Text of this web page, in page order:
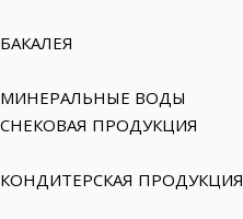
БАКАЛЕЯ
МИНЕРАЛЬНЫЕ ВОДЫ
СНЕКОВАЯ ПРОДУКЦИЯ
КОНДИТЕРСКАЯ ПРОДУКЦИЯ